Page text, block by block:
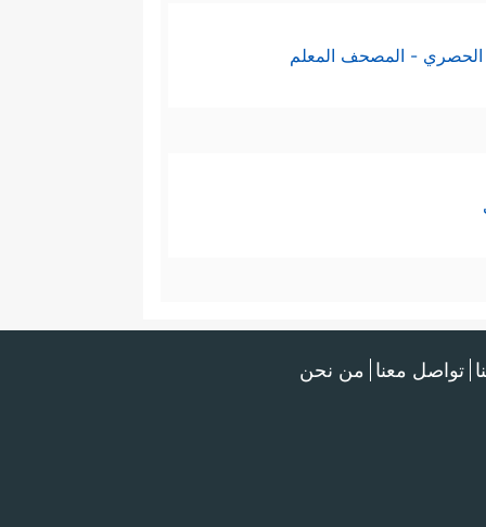
الحصري - المصحف المعلم
تواصل معنا من نحن